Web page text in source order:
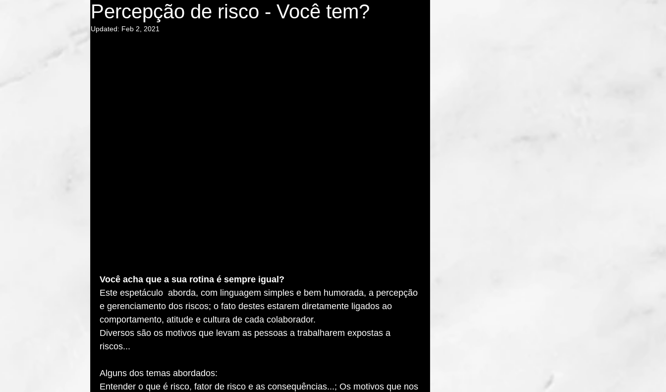
teatro empresa sp
Percepção de risco - Você tem?
Updated: Feb 2, 2021
Você acha que a sua rotina é sempre igual?
Este espetáculo  aborda, com linguagem simples e bem humorada, a percepção
e gerenciamento dos riscos; o fato destes estarem diretamente ligados ao
comportamento, atitude e cultura de cada colaborador.
Diversos são os motivos que levam as pessoas a trabalharem expostas a
riscos...
Alguns dos temas abordados:
Entender o que é risco, fator de risco e as consequências...; Os motivos que nos